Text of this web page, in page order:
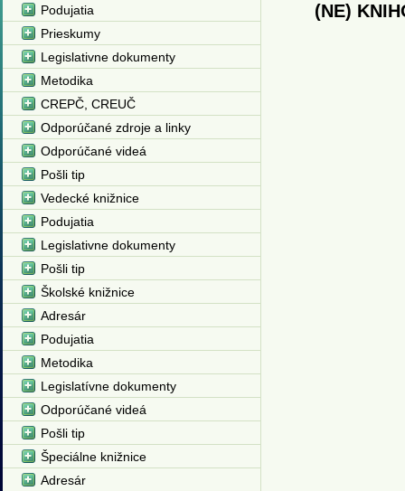
(NE)
Podujatia
Prieskumy
Legislativne dokumenty
Metodika
CREPČ, CREUČ
Odporúčané zdroje a linky
Odporúčané videá
Pošli tip
Vedecké knižnice
Podujatia
Legislativne dokumenty
Pošli tip
Školské knižnice
Adresár
Podujatia
Metodika
Legislatívne dokumenty
Odporúčané videá
Pošli tip
Špeciálne knižnice
Adresár